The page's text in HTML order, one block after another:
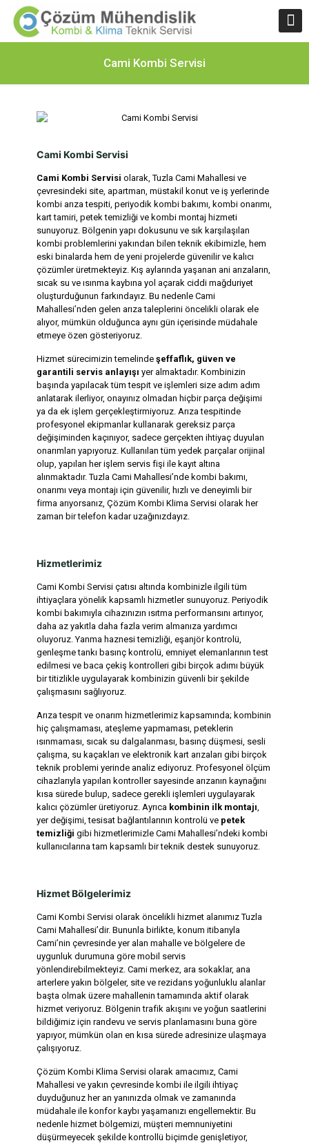
Cami Kombi Servisi
Cami Kombi Servisi
Cami Kombi Servisi olarak, Tuzla Cami Mahallesi ve
çevresindeki site, apartman, müstakil konut ve iş yerlerinde
kombi arıza tespiti, periyodik kombi bakımı, kombi onarımı,
kart tamiri, petek temizliği ve kombi montaj hizmeti
sunuyoruz. Bölgenin yapı dokusunu ve sık karşılaşılan
kombi problemlerini yakından bilen teknik ekibimizle, hem
eski binalarda hem de yeni projelerde güvenilir ve kalıcı
çözümler üretmekteyiz. Kış aylarında yaşanan ani arızaların,
sıcak su ve ısınma kaybına yol açarak ciddi mağduriyet
oluşturduğunun farkındayız. Bu nedenle Cami
Mahallesi’nden gelen arıza taleplerini öncelikli olarak ele
alıyor, mümkün olduğunca aynı gün içerisinde müdahale
etmeye özen gösteriyoruz.
Hizmet sürecimizin temelindeşeffaflık, güven ve
garantili servis anlayışı yer almaktadır. Kombinizin
başında yapılacak tüm tespit ve işlemleri size adım adım
anlatarak ilerliyor, onayınız olmadan hiçbir parça değişimi
ya da ek işlem gerçekleştirmiyoruz. Arıza tespitinde
profesyonel ekipmanlar kullanarak gereksiz parça
değişiminden kaçınıyor, sadece gerçekten ihtiyaç duyulan
onarımları yapıyoruz. Kullanılan tüm yedek parçalar orijinal
olup, yapılan her işlem servis fişi ile kayıt altına
alınmaktadır. Tuzla Cami Mahallesi’nde kombi bakımı,
onarımı veya montajı için güvenilir, hızlı ve deneyimli bir
firma arıyorsanız, Çözüm Kombi Klima Servisi olarak her
zaman bir telefon kadar uzağınızdayız.
Hizmetlerimiz
Cami Kombi Servisi çatısı altında kombinizle ilgili tüm
ihtiyaçlara yönelik kapsamlı hizmetler sunuyoruz. Periyodik
kombi bakımıyla cihazınızın ısıtma performansını artırıyor,
daha az yakıtla daha fazla verim almanıza yardımcı
oluyoruz. Yanma haznesi temizliği, eşanjör kontrolü,
genleşme tankı basınç kontrolü, emniyet elemanlarının test
edilmesi ve baca çekiş kontrolleri gibi birçok adımı büyük
bir titizlikle uygulayarak kombinizin güvenli bir şekilde
çalışmasını sağlıyoruz.
Arıza tespit ve onarım hizmetlerimiz kapsamında; kombinin
hiç çalışmaması, ateşleme yapmaması, peteklerin
ısınmaması, sıcak su dalgalanması, basınç düşmesi, sesli
çalışma, su kaçakları ve elektronik kart arızaları gibi birçok
teknik problemi yerinde analiz ediyoruz. Profesyonel ölçüm
cihazlarıyla yapılan kontroller sayesinde arızanın kaynağını
kısa sürede bulup, sadece gerekli işlemleri uygulayarak
kalıcı çözümler üretiyoruz. Ayrıca kombinin ilk montajı,
yer değişimi, tesisat bağlantılarının kontrolü ve petek
temizliği gibi hizmetlerimizle Cami Mahallesi’ndeki kombi
kullanıcılarına tam kapsamlı bir teknik destek sunuyoruz.
Hizmet Bölgelerimiz
Cami Kombi Servisi olarak öncelikli hizmet alanımız Tuzla
Cami Mahallesi’dir. Bununla birlikte, konum itibarıyla
Cami’nin çevresinde yer alan mahalle ve bölgelere de
uygunluk durumuna göre mobil servis
yönlendirebilmekteyiz. Cami merkez, ara sokaklar, ana
arterlere yakın bölgeler, site ve rezidans yoğunluklu alanlar
başta olmak üzere mahallenin tamamında aktif olarak
hizmet veriyoruz. Bölgenin trafik akışını ve yoğun saatlerini
bildiğimiz için randevu ve servis planlamasını buna göre
yapıyor, mümkün olan en kısa sürede adresinize ulaşmaya
çalışıyoruz.
Çözüm Kombi Klima Servisi olarak amacımız, Cami
Mahallesi ve yakın çevresinde kombi ile ilgili ihtiyaç
duyduğunuz her an yanınızda olmak ve zamanında
müdahale ile konfor kaybı yaşamanızı engellemektir. Bu
nedenle hizmet bölgemizi, müşteri memnuniyetini
düşürmeyecek şekilde kontrollü biçimde genişletiyor,